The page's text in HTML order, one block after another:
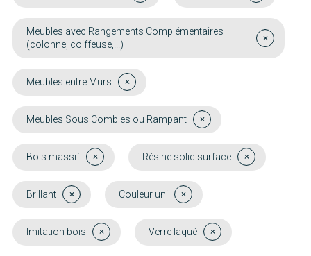
Meubles avec Rangements Complémentaires
(colonne, coiffeuse,...)
Meubles entre Murs
Meubles Sous Combles ou Rampant
Bois massif Résine solid surface
Brillant Couleur uni
Imitation bois Verre laqué